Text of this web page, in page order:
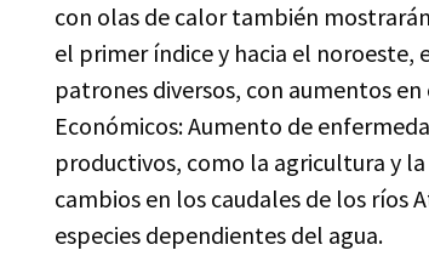
con olas de calor también
el primer índice y hacia el noroeste,
patrones diversos, con aumentos en
Económicos: Aumento de
productivos, como la agricultura y
cambios en los caudales de los ríos
especies dependientes del agua.